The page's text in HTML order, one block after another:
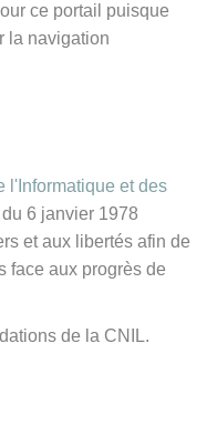
ce portail puisque
la navigation
l'Informatique et des
6 janvier 1978
et aux libertés afin de
face aux progrès de
de la CNIL.